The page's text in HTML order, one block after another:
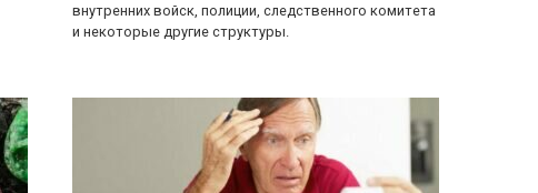
внутренних войск, полиции, следственного комитета
и некоторые другие структуры.